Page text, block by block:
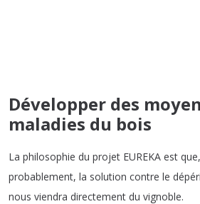
Développer des
maladies du bois
La philosophie du projet EUREKA est que,
probablement, la solution contre le
nous viendra directement du vignoble.